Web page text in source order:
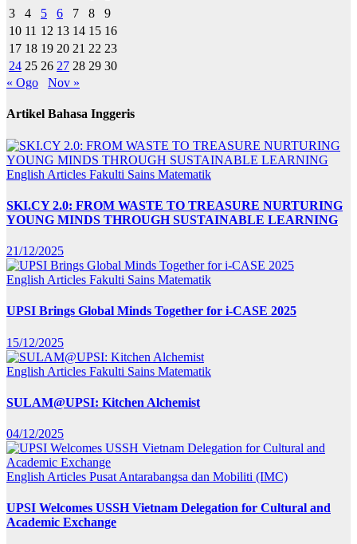
3
4 5 6 7 8
9
10 11 12 13 14 15 16
17 18 19 20 21 22 23
24 25 26 27 28 29 30
« Ogo
Nov »
Artikel Bahasa Inggeris
English Articles Fakulti Sains Matematik
SKI.CY 2.0: FROM WASTE TO TREASURE NURTURING
YOUNG MINDS THROUGH SUSTAINABLE LEARNING
21/12/2025
English Articles Fakulti Sains Matematik
UPSI Brings Global Minds Together for i-CASE 2025
15/12/2025
English Articles Fakulti Sains Matematik
SULAM@UPSI: Kitchen Alchemist
04/12/2025
English Articles Pusat Antarabangsa dan Mobiliti (IMC)
UPSI Welcomes USSH Vietnam Delegation for Cultural and
Academic Exchange